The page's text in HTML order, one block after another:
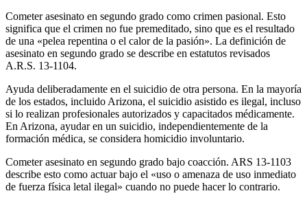
Cometer asesinato en segundo grado como crimen pasional. Esto
significa que el crimen no fue premeditado, sino que es el resultado
de una «pelea repentina o el calor de la pasión». La definición de
asesinato en segundo grado se describe en estatutos revisados
A.R.S. 13-1104.
Ayuda deliberadamente en el suicidio de otra persona. En la mayoría
de los estados, incluido Arizona, el suicidio asistido es ilegal, incluso
si lo realizan profesionales autorizados y capacitados médicamente.
En Arizona, ayudar en un suicidio, independientemente de la
formación médica, se considera homicidio involuntario.
Cometer asesinato en segundo grado bajo coacción. ARS 13-1103
describe esto como actuar bajo el «uso o amenaza de uso inmediato
de fuerza física letal ilegal» cuando no puede hacer lo contrario.